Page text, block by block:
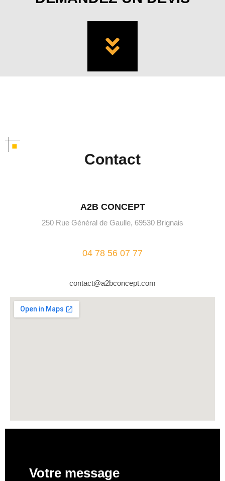
Contact
A2B CONCEPT
250 Rue Général de Gaulle, 69530 Brignais
04 78 56 07 77
contact@a2bconcept.com
Votre message